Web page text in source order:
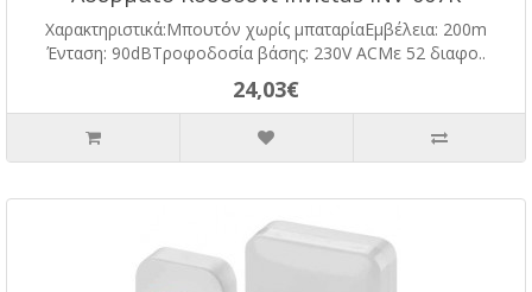
Χαρακτηριστικά:Μπουτόν χωρίς μπαταρίαΕμβέλεια: 200m
Ένταση: 90dBΤροφοδοσία βάσης: 230V ACΜε 52 διαφο..
24,03€